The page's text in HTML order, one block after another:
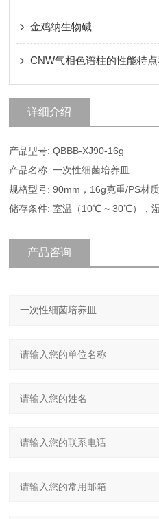
金鸡纳生物碱
CNW气相色谱柱的性能特
详细介绍
产品型号: QBBB-XJ90-16g
产品名称: 一次性细菌培养皿
规格型号: 90mm，16g克重/PS材质
储存条件: 室温（10℃ ~ 30℃），
产品咨询